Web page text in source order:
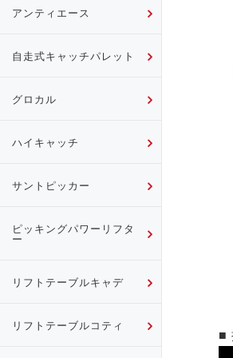
■
アンティエース
自走式キャッチパレット
グロカル
ハイキャッチ
サントピッカー
ピッキングパワーリフタ
ー
リフトテーブルキャデ
リフトテーブルコティ